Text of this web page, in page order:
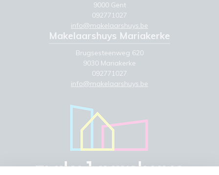
9000 Gent
092771027
info@makelaarshuys.be
Makelaarshuys Mariakerke
Brugsesteenweg 620
9030 Mariakerke
092771027
info@makelaarshuys.be